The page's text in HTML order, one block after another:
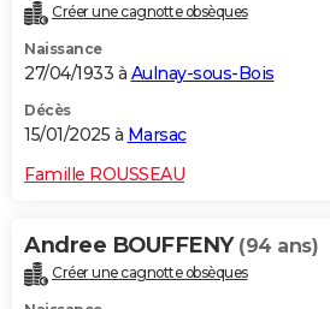
Créer une cagnotte obsèques
Naissance
27/04/1933 à Aulnay-sous-Bois
Décès
15/01/2025 à Marsac
Famille ROUSSEAU
Andree BOUFFENY (94 ans)
Créer une cagnotte obsèques